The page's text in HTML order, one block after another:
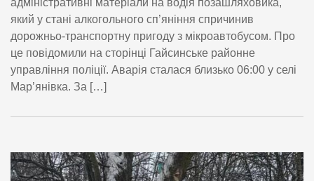
який у стані алкогольного сп’яніння спричинив
дорожньо-транспортну пригоду з мікроавтобусом. Про
це повідомили на сторінці Гайсинське районне
управління поліції. Аварія сталася близько 06:00 у селі
Мар’янівка. За […]